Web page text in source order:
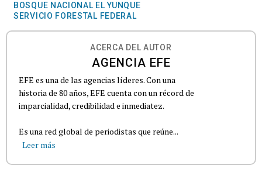
BOSQUE NACIONAL EL YUNQUE
SERVICIO FORESTAL FEDERAL
ACERCA DEL AUTOR
AGENCIA EFE
EFE es una de las agencias líderes. Con una
historia de 80 años, EFE cuenta con un récord de
imparcialidad, credibilidad e inmediatez.
Es una red global de periodistas que reúne...
Leer más